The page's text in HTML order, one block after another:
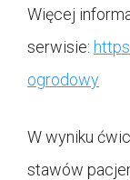
Więcej
serwisie:
ogrodowy
W wyniku
stawów